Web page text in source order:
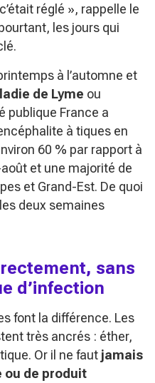
réglé », rappelle le
les jours qui
à l’automne et
de Lyme ou
publique France a
à tiques en
60 % par rapport à
et une majorité de
et Grand-Est. De quoi
deux semaines
sans
d’infection
font la différence. Les
très ancrés : éther,
Or il ne faut jamais
ou de produit